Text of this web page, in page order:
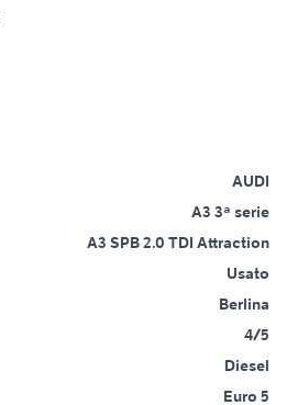
AUDI
A3 3ª serie
A3 SPB 2.0 TDI Attraction
Usato
Berlina
4/5
Diesel
Euro 5